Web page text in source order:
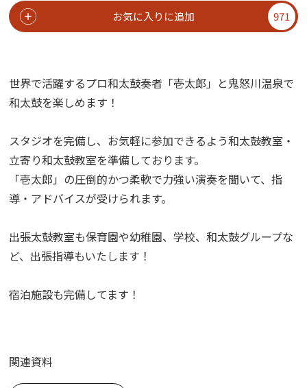
お気に入りに追加 971
世界で活躍するプロ和太鼓奏者「壱太郎」と鬼怒川温泉で
和太鼓を楽しめます！
スタジオを完備し、お気軽に参加できるよう和太鼓教室・
立寄り和太鼓教室を準備しております。
「壱太郎」の圧倒的かつ柔軟で力強い演奏を聞いて、指
導・アドバイスが受けられます。
出張太鼓教室も保育園や幼稚園、学校、和太鼓グループな
ど、出張指導もいたします！
宿泊施設も完備してます！
関連資料